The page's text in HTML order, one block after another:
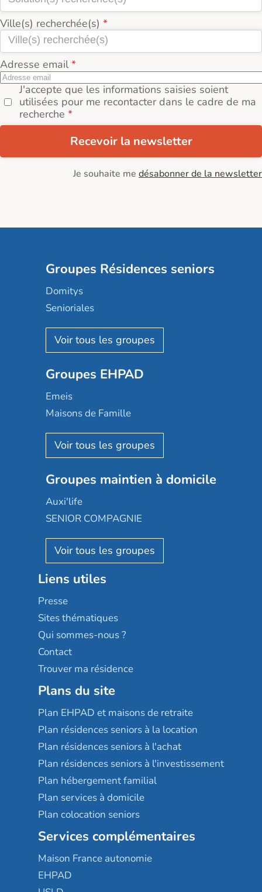
Ville(s) recherchée(s)
Adresse email
J'accepte que les informations saisies soient
utilisées pour me recontacter dans le cadre de ma
recherche
Recevoir la newsletter
Je souhaite me désabonner de la newsletter
Groupes Résidences seniors
Domitys
Senioriales
Nohée
Les Résidentiels
Mobicap
Domusvi
Happy Senior
Aquarelia
Nexity edenea
Les jardins d'Arcadie
Occitalia
Appartseniors
Reseda
Stella management
Les villages d'or
Sérénys
Résidences services Villa Médicis
Groupes EHPAD
Emeis
Maisons de Famille
Korian
Emera
Groupe SOS
Le Noble Âge
Almage
Résidalya
Groupe aplus
Groupes maintien à domicile
Auxi'life
SENIOR COMPAGNIE
AGE D'OR Services
Liens utiles
Presse
Sites thématiques
Qui sommes-nous ?
Contact
Trouver ma résidence
Plans du site
Plan EHPAD et maisons de retraite
Plan résidences seniors à la location
Plan résidences seniors à l'achat
Plan résidences seniors à l'investissement
Plan hébergement familial
Plan services à domicile
Plan colocation seniors
Services complémentaires
Maison France autonomie
EHPAD